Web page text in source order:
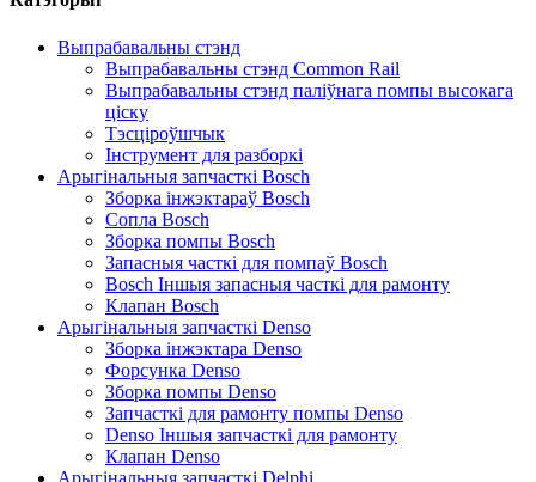
Выпрабавальны стэнд
Выпрабавальны стэнд Common Rail
Выпрабавальны стэнд паліўнага помпы высокага
ціску
Тэсціроўшчык
Інструмент для разборкі
Арыгінальныя запчасткі Bosch
Зборка інжэктараў Bosch
Сопла Bosch
Зборка помпы Bosch
Запасныя часткі для помпаў Bosch
Bosch Іншыя запасныя часткі для рамонту
Клапан Bosch
Арыгінальныя запчасткі Denso
Зборка інжэктара Denso
Форсунка Denso
Зборка помпы Denso
Запчасткі для рамонту помпы Denso
Denso Іншыя запчасткі для рамонту
Клапан Denso
Арыгінальныя запчасткі Delphi